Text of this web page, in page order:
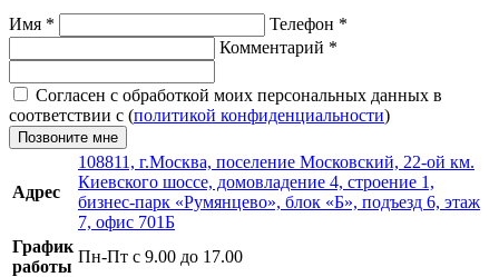
Имя * Телефон *
Комментарий *
Согласен с обработкой моих персональных данных в
соответствии с (политикой конфиденциальности)
Позвоните мне
Адрес
108811, г.Москва, поселение Московский, 22-ой км.
Киевского шоссе, домовладение 4, строение 1,
бизнес-парк «Румянцево», блок «Б», подъезд 6, этаж
7, офис 701Б
График
работы
Пн-Пт с 9.00 до 17.00